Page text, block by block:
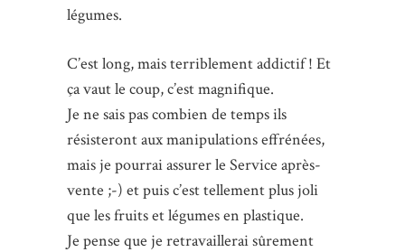
légumes.
C’est long, mais terriblement addictif ! Et
ça vaut le coup, c’est magnifique.
Je ne sais pas combien de temps ils
résisteront aux manipulations effrénées,
mais je pourrai assurer le Service après-
vente ;-) et puis c’est tellement plus joli
que les fruits et légumes en plastique.
Je pense que je retravaillerai sûrement